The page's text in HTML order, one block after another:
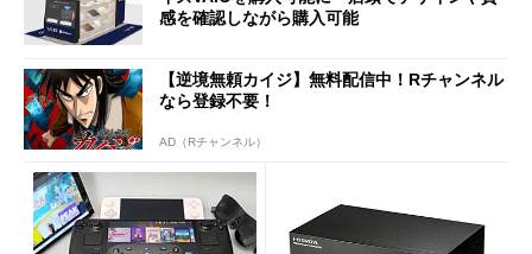
感を確認しながら購入可能
【逆境無頼カイジ】無料配信中！Rチャンネル
なら登録不要！
AD（Rチャンネル）